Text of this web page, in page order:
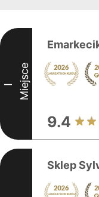
I Miejsce
9.4
Sklep